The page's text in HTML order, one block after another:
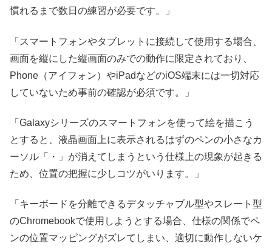
慣れるまで数日の練習が必要です。」
「スマートフォンやタブレットに接続して使用する場合、
画面を縦にした縦画面のみでの動作に限定されており、
Phone（アイフォン）やiPadなどのiOS端末には一切対応
していないため事前の確認が必須です。」
「Galaxyシリーズのスマートフォンを使って絵を描こう
とすると、液晶画面上に表示されるはずのペンの小さなカ
ーソル「・」が消えてしまうという仕様上の現象が起きる
ため、位置の把握に少しコツがいります。」
「キーボードを分離できるデタッチャブル型やスレート型
のChromebookで使用しようとする場合、仕様の関係でペ
ンの位置マッピングがズレてしまい、適切に動作しないケ